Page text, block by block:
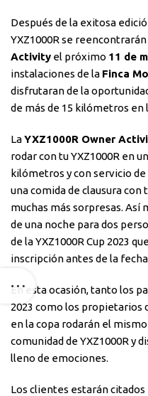
Después de la exitosa
YXZ1000R se
Activity el próximo 11 de
instalaciones de la Finca
disfrutaran de la
de más de 15 kilómetros en
LaYXZ1000R Owner
rodar con tu YXZ1000R en
kilómetros y con servicio
una comida de clausura
muchas más sorpresas.
de una noche para dos
de la YXZ1000R Cup 2023
inscripción antes de la
En esta ocasión, tanto los
2023 como los propietarios
en la copa rodarán el
comunidad de YXZ1000R y
lleno de emociones.
Los clientes estarán citados